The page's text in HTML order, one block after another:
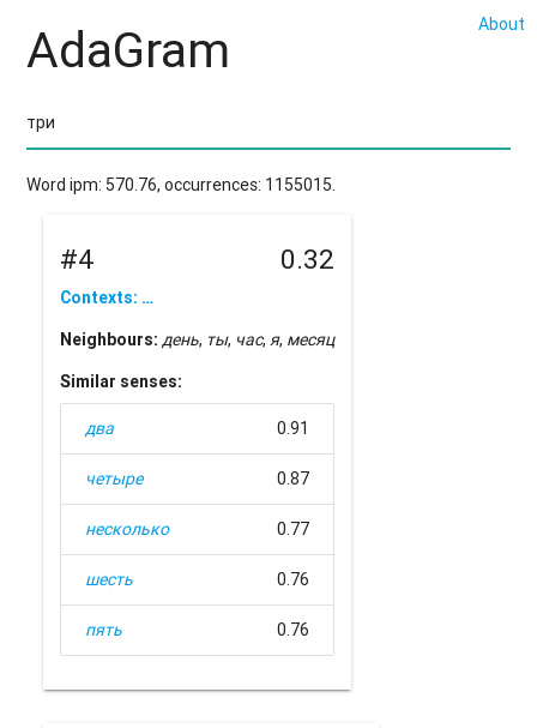
About
AdaGram
Word ipm: 570.76, occurrences: 1155015.
#4 0.32
Contexts: …
Neighbours: день, ты, час,я, месяц
Similar senses:
два 0.91
четыре 0.87
несколько 0.77
шесть 0.76
пять 0.76